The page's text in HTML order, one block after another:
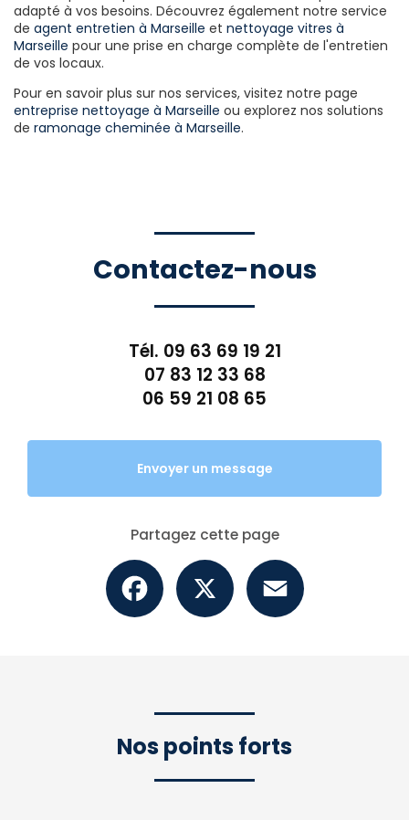
adapté à vos besoins. Découvrez également notre service
de agent entretien à Marseille et nettoyage vitres à
Marseille pour une prise en charge complète de l'entretien
de vos locaux.
Pour en savoir plus sur nos services, visitez notre page
entreprise nettoyage à Marseille ou explorez nos solutions
de ramonage cheminée à Marseille.
Contactez-nous
Tél. 09 63 69 19 21
07 83 12 33 68
06 59 21 08 65
Envoyer un message
Partagez cette page
Facebook
Nos points forts